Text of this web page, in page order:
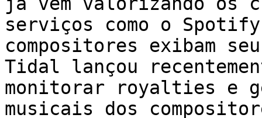
serviços como o
compositores exibam
Tidal lançou
monitorar royalties e
musicais dos